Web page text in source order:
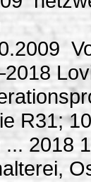
R31;
... 2018